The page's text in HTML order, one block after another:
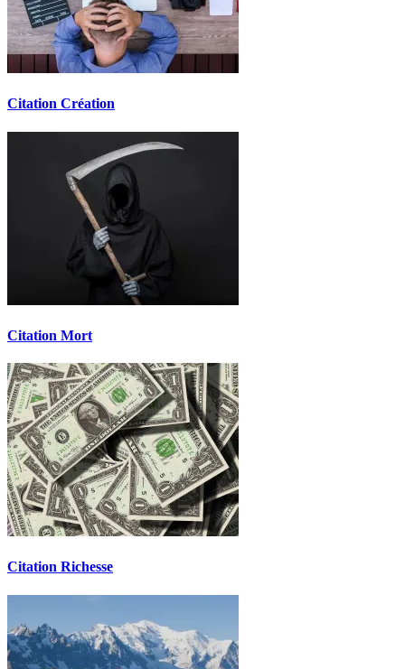
Citation Création
Citation Mort
Citation Richesse